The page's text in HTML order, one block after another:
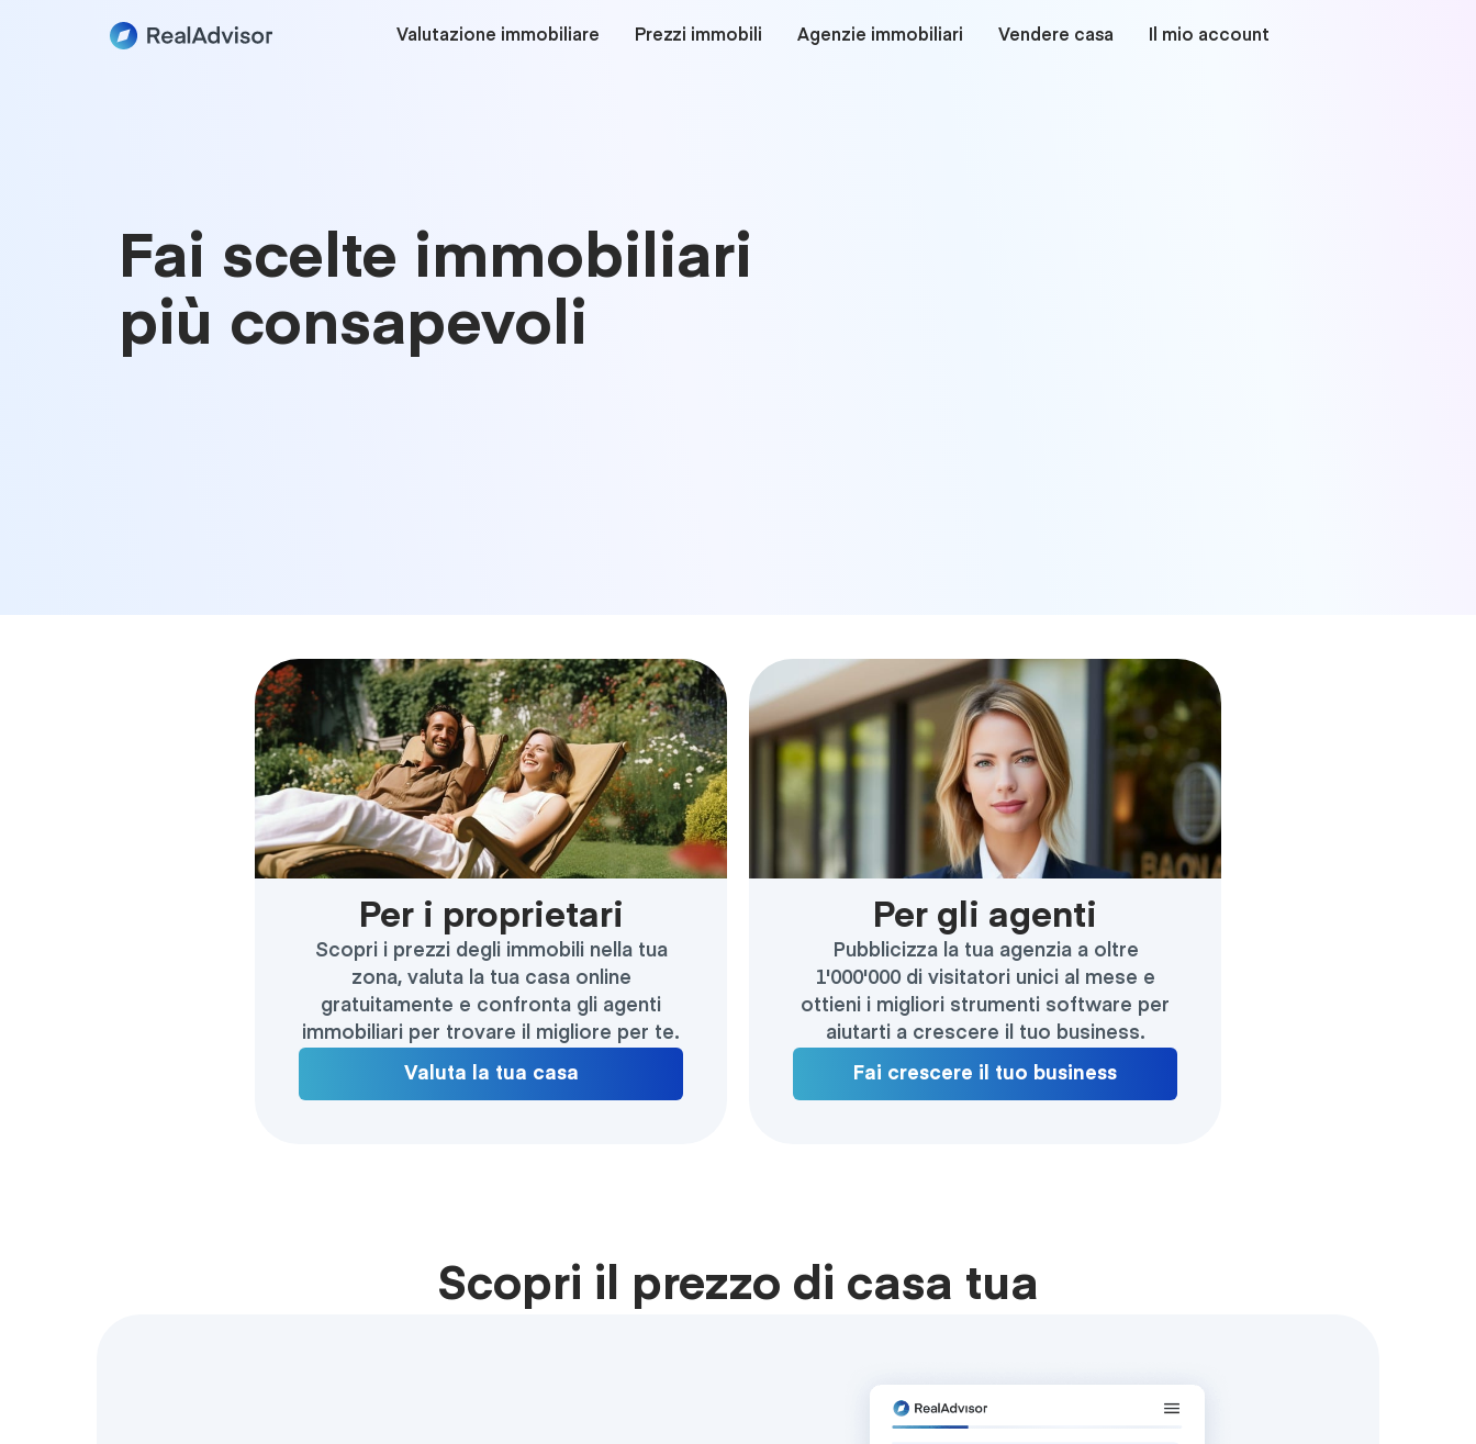
Valutazione immobiliare Prezzi immobili Agenzie immobiliari Vendere casa Il mio account
Fai scelte immobiliari
più consapevoli
Per i proprietari
Scopri i prezzi degli immobili nella tua
zona, valuta la tua casa online
gratuitamente e confronta gli agenti
immobiliari per trovare il migliore per te.
Valuta la tua casa
Per gli agenti
Pubblicizza la tua agenzia a oltre
1'000'000 di visitatori unici al mese e
ottieni i migliori strumenti software per
aiutarti a crescere il tuo business.
Fai crescere il tuo business
Scopri il prezzo di casa tua